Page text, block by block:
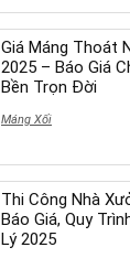
Giá Máng Thoát
2025 – Báo Giá
Bền Trọn Đời
Máng Xối
Thi Công Nhà
Báo Giá, Quy
Lý 2025